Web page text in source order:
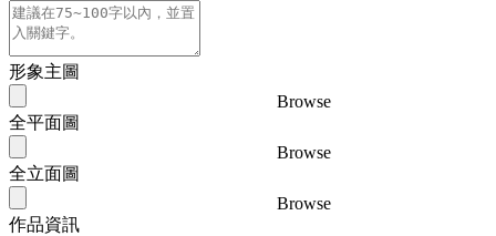
形象主圖
Browse
全平面圖
Browse
全立面圖
Browse
作品資訊